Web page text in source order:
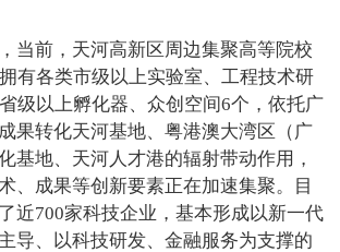
当前，天河高新区周边集聚高等院校
有各类市级以上实验室、工程技术研
级以上孵化器、众创空间6个，依托广
果转化天河基地、粤港澳大湾区（广
基地、天河人才港的辐射带动作用，
、成果等创新要素正在加速集聚。目
近700家科技企业，基本形成以新一代
导、以科技研发、金融服务为支撑的